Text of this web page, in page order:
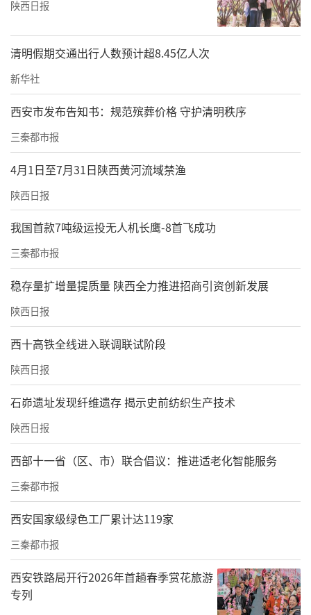
陕西日报
清明假期交通出行人数预计超8.45亿人次
新华社
西安市发布告知书：规范殡葬价格 守护清明秩序
三秦都市报
4月1日至7月31日陕西黄河流域禁渔
陕西日报
我国首款7吨级运投无人机长鹰-8首飞成功
三秦都市报
稳存量扩增量提质量 陕西全力推进招商引资创新发展
陕西日报
西十高铁全线进入联调联试阶段
陕西日报
石峁遗址发现纤维遗存 揭示史前纺织生产技术
陕西日报
西部十一省（区、市）联合倡议：推进适老化智能服务
三秦都市报
西安国家级绿色工厂累计达119家
三秦都市报
西安铁路局开行2026年首趟春季赏花旅游
专列